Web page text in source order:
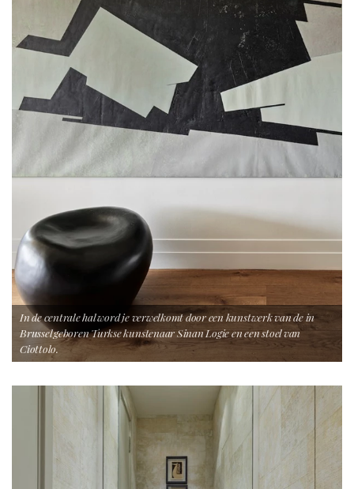
In de centrale hal word je verwelkomt door een kunstwerk van de in
Brussel geboren Turkse kunstenaar Sinan Logie en een stoel van
Ciottolo.